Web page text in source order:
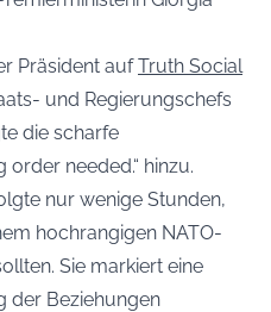
Präsident aufTruth Social
und Regierungschefs
die scharfe
order needed.“ hinzu.
nur wenige Stunden,
hochrangigen NATO-
Sie markiert eine
der Beziehungen